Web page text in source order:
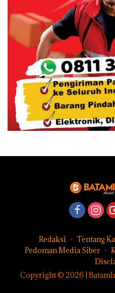
Redaksi Tentang
Pedoman Media Siber
Copyright © 2026 |